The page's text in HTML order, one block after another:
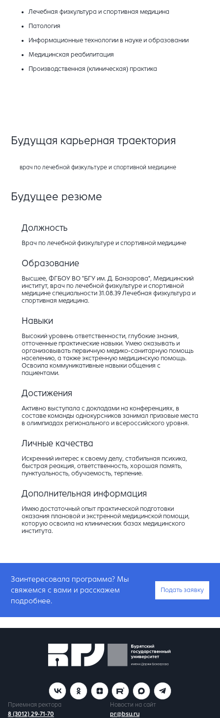
Лечебная физкультура и спортивная медицина
Патология
Информационные технологии в науке и образовании
Медицинская реабилитация
Производственная (клиническая) практика
Будущая карьерная траектория
врач по лечебной физкультуре и спортивной медицине
Будущее резюме
Должность
Врач по лечебной физкультуре и спортивной медицине
Образование
Высшее, ФГБОУ ВО "БГУ им. Д. Банзарова", Медицинский
институт, врач по лечебной физкультуре и спортивной
медицине специальности 31.08.39 Лечебная физкультура и
спортивная медицина.
Навыки
Высокий уровень ответственности, глубокие знания,
отточенные практические навыки. Умею оказывать и
организовывать первичную медико-санитарную помощь
населению, а также экстренную медицинскую помощь.
Освоила коммуникативные навыки общения с
пациентами.
Достижения
Активно выступала с докладами на конференциях, в
составе команды однокурсников занимал призовые места
в олимпиадах регионального и всероссийского уровня.
Личные качества
Искренний интерес к своему делу, стабильная психика,
быстрая реакция, ответственность, хорошая память,
пунктуальность, обучаемость, терпение.
Дополнительная информация
Имею достаточный опыт практической подготовки
оказания плановой и экстренной медицинской помощи,
которую освоила на клинических базах медицинского
института.
Заинтересовала программа? Мы
свяжемся с вами и расскажем
подробнее.
Подать заявку
Приемная ректора
8 (3012) 29-71-70
Новости на сайт
pr@bsu.ru